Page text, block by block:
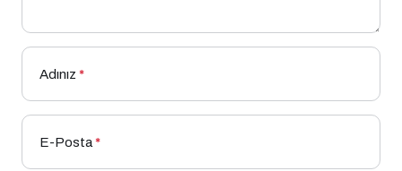
Adınız *
E-Posta*